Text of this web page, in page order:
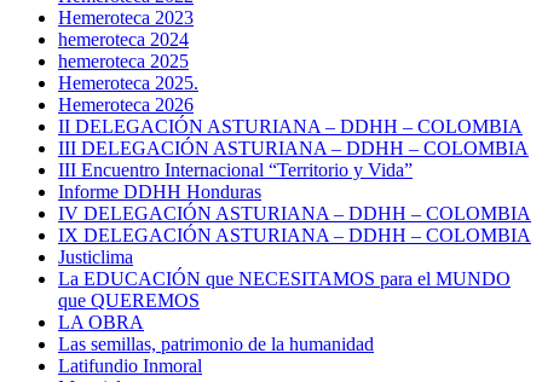
Hemeroteca 2023
hemeroteca 2024
hemeroteca 2025
Hemeroteca 2025.
Hemeroteca 2026
II DELEGACIÓN ASTURIANA – DDHH – COLOMBIA
III DELEGACIÓN ASTURIANA – DDHH – COLOMBIA
III Encuentro Internacional “Territorio y Vida”
Informe DDHH Honduras
IV DELEGACIÓN ASTURIANA – DDHH – COLOMBIA
IX DELEGACIÓN ASTURIANA – DDHH – COLOMBIA
Justiclima
La EDUCACIÓN que NECESITAMOS para el MUNDO
que QUEREMOS
LA OBRA
Las semillas, patrimonio de la humanidad
Latifundio Inmoral